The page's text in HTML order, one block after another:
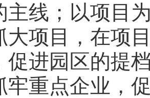
主线；以项目
大项目，在项
促进园区的提
牢重点企业，